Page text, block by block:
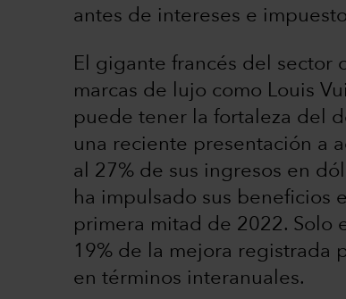
antes de intereses e
El gigante francés del sector
marcas de lujo como Louis
puede tener la fortaleza del
una reciente presentación a
al 27% de sus ingresos en
ha impulsado sus beneficios
primera mitad de 2022. Solo
19% de la mejora registrada
en términos interanuales.